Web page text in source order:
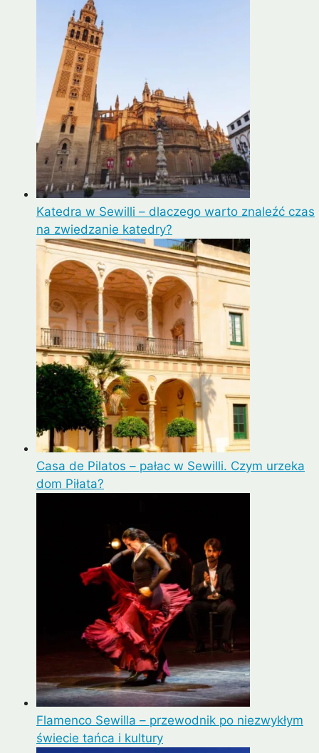
Katedra w Sewilli – dlaczego warto znaleźć czas
na zwiedzanie katedry?
Casa de Pilatos – pałac w Sewilli. Czym urzeka
dom Piłata?
Flamenco Sewilla – przewodnik po niezwykłym
świecie tańca i kultury